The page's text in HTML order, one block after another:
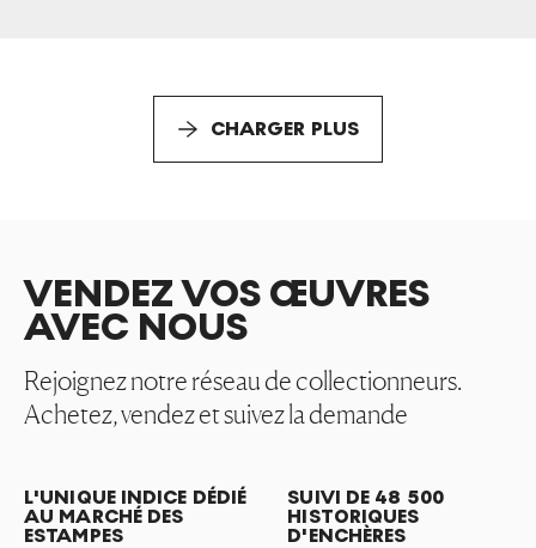
CHARGER PLUS
VENDEZ VOS ŒUVRES
AVEC NOUS
Rejoignez notre réseau de collectionneurs.
Achetez, vendez et suivez la demande
L'UNIQUE INDICE DÉDIÉ
AU MARCHÉ DES
ESTAMPES
SUIVI DE 48 500
HISTORIQUES
D'ENCHÈRES